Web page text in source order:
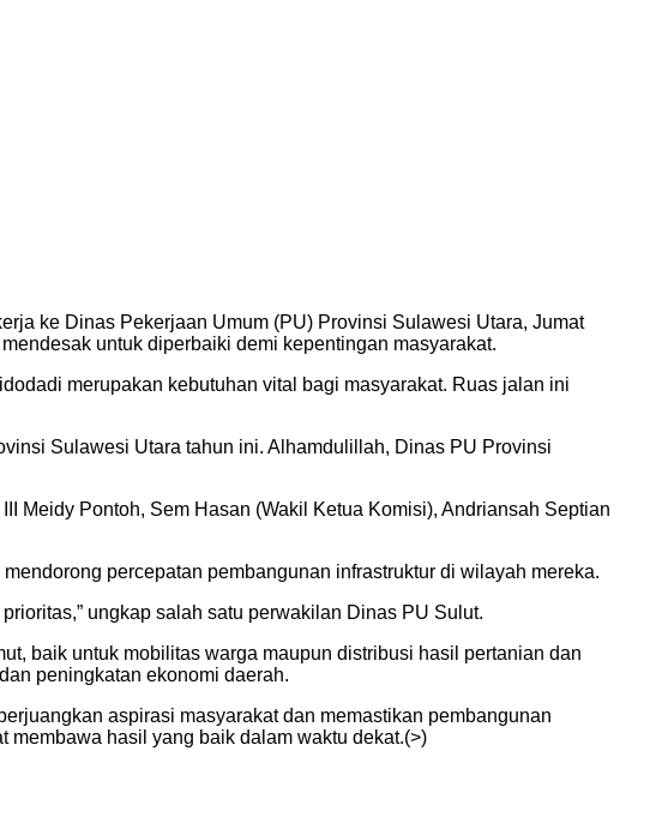
ke Dinas Pekerjaan Umum (PU) Provinsi Sulawesi Utara, Jumat
untuk diperbaiki demi kepentingan masyarakat.
merupakan kebutuhan vital bagi masyarakat. Ruas jalan ini
Sulawesi Utara tahun ini. Alhamdulillah, Dinas PU Provinsi
Meidy Pontoh, Sem Hasan (Wakil Ketua Komisi), Andriansah Septian
percepatan pembangunan infrastruktur di wilayah mereka.
ungkap salah satu perwakilan Dinas PU Sulut.
baik untuk mobilitas warga maupun distribusi hasil pertanian dan
peningkatan ekonomi daerah.
aspirasi masyarakat dan memastikan pembangunan
membawa hasil yang baik dalam waktu dekat.(>)